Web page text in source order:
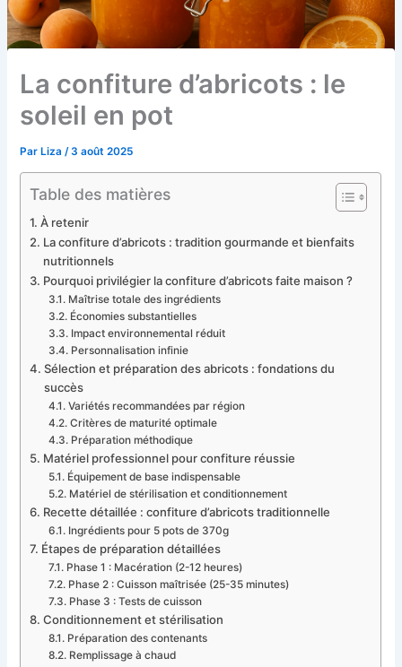
La confiture d’abricots : le
soleil en pot
ParLiza /3 août 2025
Table des matières
À retenir
La confiture d’abricots : tradition gourmande et bienfaits
nutritionnels
Pourquoi privilégier la confiture d’abricots faite maison ?
Maîtrise totale des ingrédients
Économies substantielles
Impact environnemental réduit
Personnalisation infinie
Sélection et préparation des abricots : fondations du
succès
Variétés recommandées par région
Critères de maturité optimale
Préparation méthodique
Matériel professionnel pour confiture réussie
Équipement de base indispensable
Matériel de stérilisation et conditionnement
Recette détaillée : confiture d’abricots traditionnelle
Ingrédients pour 5 pots de 370g
Étapes de préparation détaillées
Phase 1 : Macération (2-12 heures)
Phase 2 : Cuisson maîtrisée (25-35 minutes)
Phase 3 : Tests de cuisson
Conditionnement et stérilisation
Préparation des contenants
Remplissage à chaud